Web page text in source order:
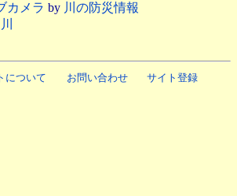
カメラ by 川の防災情報
について お問い合わせ サイト登録